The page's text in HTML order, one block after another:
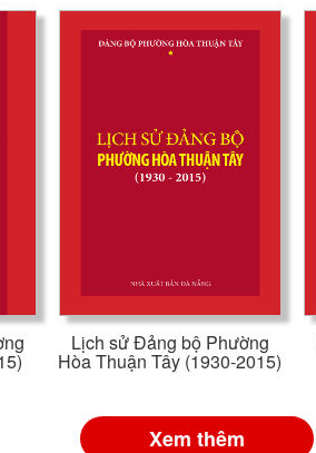
Lịch sử Đảng bộ Phường
Hòa Thuận Tây (1930-2015)
Xem thêm